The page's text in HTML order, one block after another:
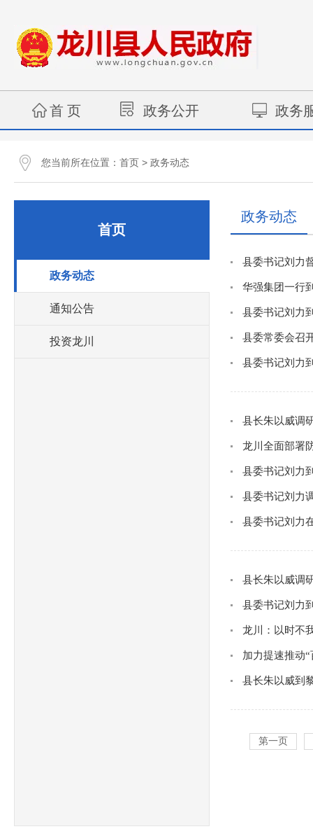
首 页 政务公开 政务
您当前所在位置： 首页 > 政务动态
首页
政务动态
通知公告
投资龙川
政务动态
县委书记刘力
华强集团一行
县委书记刘力
县委常委会召
县委书记刘力
县长朱以威调
龙川全面部署
县委书记刘力
县委书记刘力
县委书记刘力
县长朱以威调
县委书记刘力
龙川：以时不
加力提速推动
县长朱以威到
第一页